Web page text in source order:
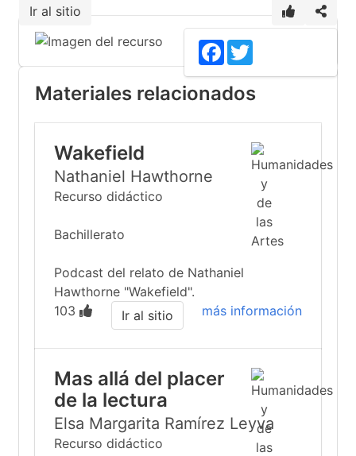
Ir al sitio
Facebook
Materiales relacionados
Wakefield
Nathaniel Hawthorne
Recurso didáctico
Bachillerato
Podcast del relato de Nathaniel
Hawthorne "Wakefield".
103
más información
Ir al sitio
Mas allá del placer
de la lectura
Elsa Margarita Ramírez Leyva
Recurso didáctico